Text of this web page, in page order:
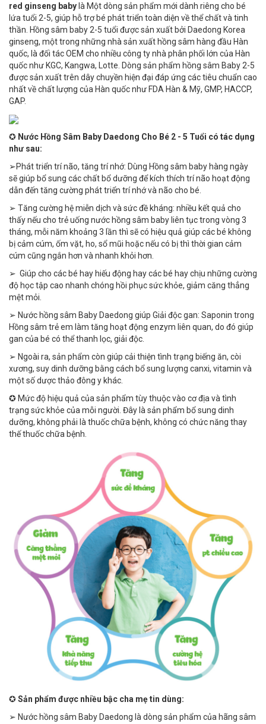
red ginseng babylà Một dòng sản phẩm mới dành riêng cho bé
lứa tuổi 2-5, giúp hỗ trợ bé phát triển toàn diện về thể chất và tinh
thần. Hồng sâm baby 2-5 tuổi được sản xuất bởi Daedong Korea
ginseng, một trong những nhà sản xuất hồng sâm hàng đầu Hàn
quốc, là đối tác OEM cho nhiều công ty nhà phân phối lớn của Hàn
quốc như KGC, Kangwa, Lotte. Dòng sản phẩm hồng sâm Baby 2-5
được sản xuất trên dây chuyền hiện đại đáp ứng các tiêu chuẩn cao
nhất về chất lượng của Hàn quốc như FDA Hàn & Mỹ, GMP, HACCP,
GAP.
✪ Nước Hồng Sâm Baby Daedong Cho Bé 2 - 5 Tuổi có tác dụng
như sau:
➢Phát triển trí não, tăng trí nhớ: Dùng Hồng sâm baby hàng ngày
sẽ giúp bổ sung các chất bổ dưỡng để kích thích trí não hoạt động
dẫn đến tăng cường phát triển trí nhớ và não cho bé.
➢ Tăng cường hệ miễn dịch và sức đề kháng: nhiều kết quả cho
thấy nếu cho trẻ uống nước hồng sâm baby liên tục trong vòng 3
tháng, mỗi năm khoảng 3 lần thì sẽ có hiệu quả giúp các bé không
bị cảm cúm, ốm vặt, ho, sổ mũi hoặc nếu có bị thì thời gian cảm
cúm cũng ngắn hơn và nhanh khỏi hơn.
➢ Giúp cho các bé hay hiếu động hay các bé hay chịu những cường
độ học tập cao nhanh chóng hồi phục sức khỏe, giảm căng thẳng
mệt mỏi.
➢ Nước hồng sâm Baby Daedong giúp Giải độc gan: Saponin trong
Hồng sâm trẻ em làm tăng hoạt động enzym liên quan, do đó giúp
gan của bé có thể thanh lọc, giải độc.
➢ Ngoài ra, sản phẩm còn giúp cải thiện tình trạng biếng ăn, còi
xương, suy dinh dưỡng bằng cách bổ sung lượng canxi, vitamin và
một số dược thảo đông y khác.
✪ Mức độ hiệu quả của sản phẩm tùy thuộc vào cơ địa và tình
trạng sức khỏe của mỗi người. Đây là sản phẩm bổ sung dinh
dưỡng, không phải là thuốc chữa bệnh, không có chức năng thay
thế thuốc chữa bệnh.
✪ Sản phẩm được nhiều bậc cha mẹ tin dùng:
➢ Nước hồng sâm Baby Daedong là dòng sản phẩm của hãng sâm